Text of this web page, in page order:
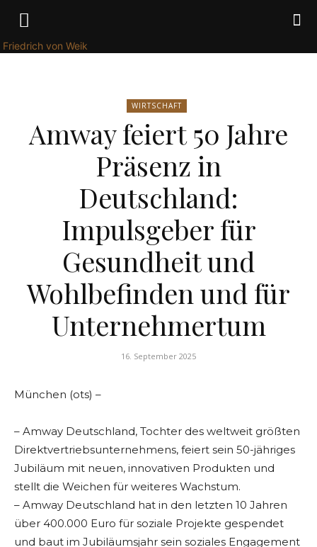
Friedrich von Weik
WIRTSCHAFT
Amway feiert 50 Jahre
Präsenz in
Deutschland:
Impulsgeber für
Gesundheit und
Wohlbefinden und für
Unternehmertum
16. September 2025
München (ots) –
– Amway Deutschland, Tochter des weltweit größten
Direktvertriebsunternehmens, feiert sein 50-jähriges
Jubiläum mit neuen, innovativen Produkten und
stellt die Weichen für weiteres Wachstum.
– Amway Deutschland hat in den letzten 10 Jahren
über 400.000 Euro für soziale Projekte gespendet
und baut im Jubiläumsjahr sein soziales Engagement